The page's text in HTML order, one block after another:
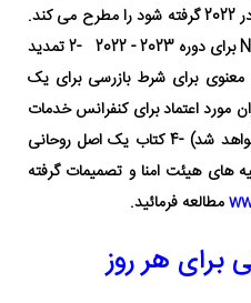
شامل تصمیماتی است که قرار است در 2022 گرفته شود را مطرح می کند.
-2 تمدید
معنوی برای شرط بازرسی برای یک
مورد اعتماد برای کنفرانس خدمات
شد)
-4 کتاب یک اصل روحانی
های هیئت امنا و تصمیمات گرفته
مطالعه فرمائید.
هر روز